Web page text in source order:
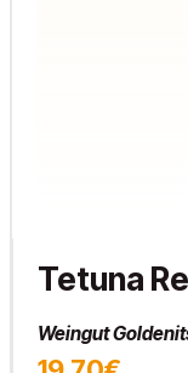
Tetuna
Weingut